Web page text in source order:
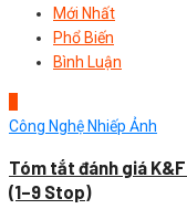
Mới Nhất
Phổ Biến
Bình Luận
Công Nghệ Nhiếp Ảnh
Tóm tắt đánh giá
(1–9 Stop)